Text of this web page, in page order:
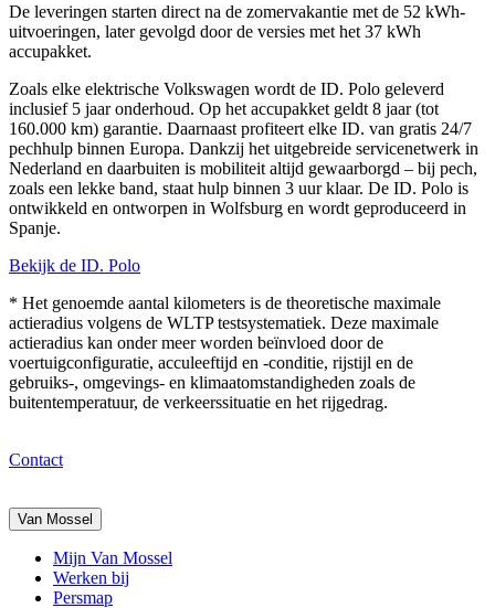
De leveringen starten direct na de zomervakantie met de 52 kWh-
uitvoeringen, later gevolgd door de versies met het 37 kWh
accupakket.
Zoals elke elektrische Volkswagen wordt de ID. Polo geleverd
inclusief 5 jaar onderhoud. Op het accupakket geldt 8 jaar (tot
160.000 km) garantie. Daarnaast profiteert elke ID. van gratis 24/7
pechhulp binnen Europa. Dankzij het uitgebreide servicenetwerk in
Nederland en daarbuiten is mobiliteit altijd gewaarborgd – bij pech,
zoals een lekke band, staat hulp binnen 3 uur klaar. De ID. Polo is
ontwikkeld en ontworpen in Wolfsburg en wordt geproduceerd in
Spanje.
Bekijk de ID. Polo
* Het genoemde aantal kilometers is de theoretische maximale
actieradius volgens de WLTP testsystematiek. Deze maximale
actieradius kan onder meer worden beïnvloed door de
voertuigconfiguratie, acculeeftijd en -conditie, rijstijl en de
gebruiks-, omgevings- en klimaatomstandigheden zoals de
buitentemperatuur, de verkeerssituatie en het rijgedrag.
Contact
Van Mossel
Mijn Van Mossel
Werken bij
Persmap